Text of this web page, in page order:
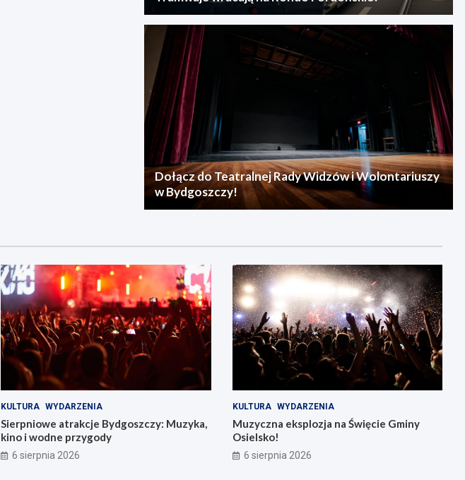
Dołącz do Teatralnej Rady Widzów i Wolontariuszy
w Bydgoszczy!
KULTURA WYDARZENIA
Sierpniowe atrakcje Bydgoszczy: Muzyka,
kino i wodne przygody
6 sierpnia 2026
KULTURA WYDARZENIA
Muzyczna eksplozja na Święcie Gminy
Osielsko!
6 sierpnia 2026